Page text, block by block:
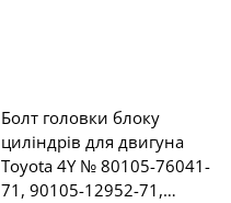
Болт головки блоку
циліндрів для двигуна
Toyota 4Y № 80105-76041-
71, 90105-12952-71,